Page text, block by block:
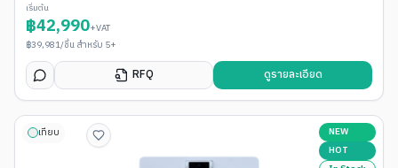
เริ่มต้น
฿42,990+VAT
฿39,981/ชิ้น สำหรับ 5+
RFQ ดูรายละเอียด
เทียบ
NEW
HOT